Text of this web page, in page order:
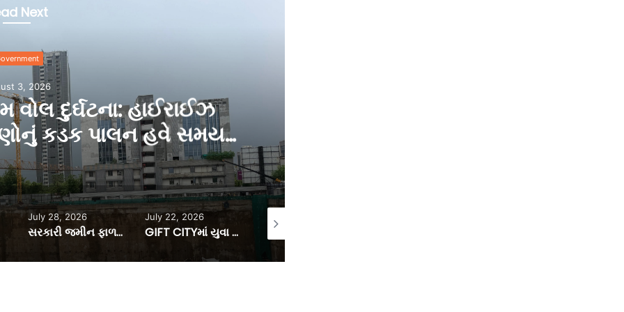
Next
Government
31, 2026
કલેક્ટરને સોપાઈ ગોળ
બદલીની સત્તા
July 22, 2026
GIFT CITYમાં યુવા ફિનટેક ઈનોવેટર્સ માટે ‘યંગ બિલ્ડર્સ પ્રોગ્રામ’ની જાહેરાત, અરજી કરવાની છેલ્લી તા.16 ઓગસ્ટ
June 26, 2026
સમગ્ર પજાપતિ સમાજનું ગૌરવ, ખેરાલુના ડૉ. બી.એસ. પ્રજાપતિને IAS કેડરમાં પ્રમોશન થવા બદલ અભિનંદન